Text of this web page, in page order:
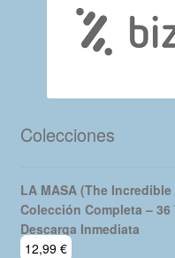
Colecciones
LA MASA (The
Colección Completa – 36
Descarga Inmediata
12,99 €